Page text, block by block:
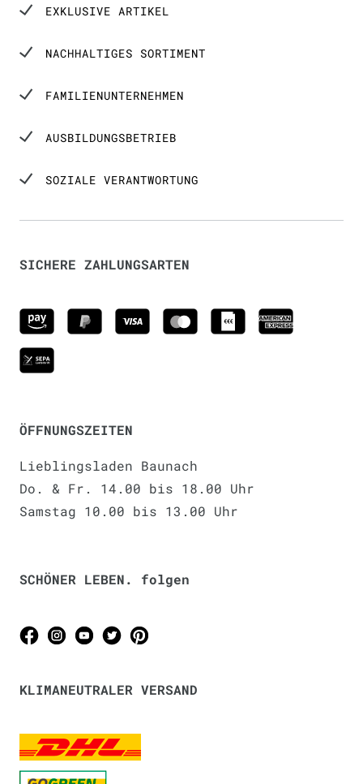
EXKLUSIVE ARTIKEL
NACHHALTIGES SORTIMENT
FAMILIENUNTERNEHMEN
AUSBILDUNGSBETRIEB
SOZIALE VERANTWORTUNG
SICHERE ZAHLUNGSARTEN
ÖFFNUNGSZEITEN
Lieblingsladen Baunach
Do. & Fr. 14.00 bis 18.00 Uhr
Samstag 10.00 bis 13.00 Uhr
SCHÖNER LEBEN. folgen
KLIMANEUTRALER VERSAND